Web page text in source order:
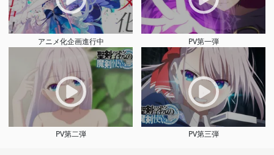
アニメ化企画進行中 PV第一弾
PV第二弾 PV第三弾